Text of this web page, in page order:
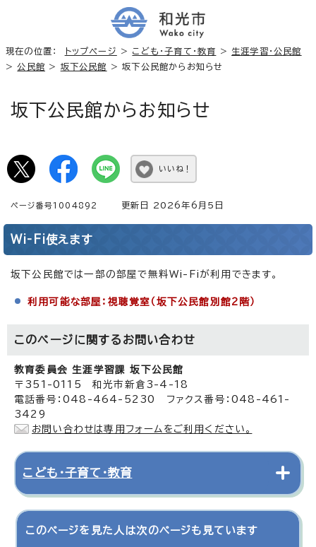
現在の位置： トップページ > こども・子育て・教育 > 生涯学習・公民館
>公民館 > 坂下公民館 > 坂下公民館からお知らせ
坂下公民館からお知らせ
いいね！
ページ番号1004892 更新日 2026年6月5日
Wi-Fi使えます
坂下公民館では一部の部屋で無料Wi-Fiが利用できます。
利用可能な部屋：視聴覚室（坂下公民館別館2階）
このページに関する お問い合わせ
教育委員会 生涯学習課 坂下公民館
〒351-0115 和光市新倉3-4-18
電話番号：048-464-5230 ファクス番号：048-461-
3429
お問い合わせは専用フォームをご利用ください。
こども・子育て・教育
このページを見た人は次のページも見ています